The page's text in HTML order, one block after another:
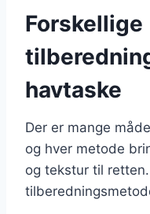
Forskellige
havtaske
Der er mange
og hver metode
og tekstur til